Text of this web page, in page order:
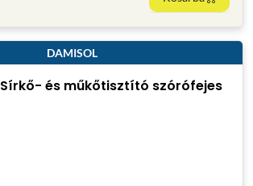
DAMISOL
Sírkő- és műkőtisztító szórófejes